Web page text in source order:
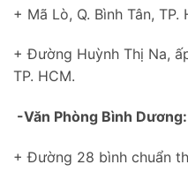
+ Mã Lò, Q. Bình Tân, TP.
+ Đường Huỳnh Thị Na,
TP. HCM.
-Văn Phòng Bình Dương:
+ Đường 28 bình chuẩn